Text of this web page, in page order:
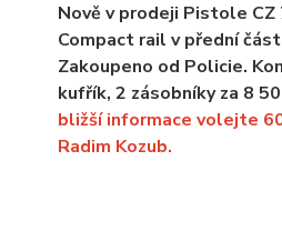
Nově v prodeji Pistole CZ
Compact rail v přední
Zakoupeno od Policie.
kufřík, 2 zásobníky za 8
bližší informace volejte
Radim Kozub.